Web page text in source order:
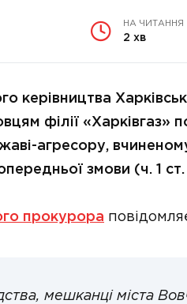
НА ЧИТАННЯ
2 хв
керівництва
філії «Харківгаз»
агресору,
змови (ч. 1
прокурора
мешканці міста